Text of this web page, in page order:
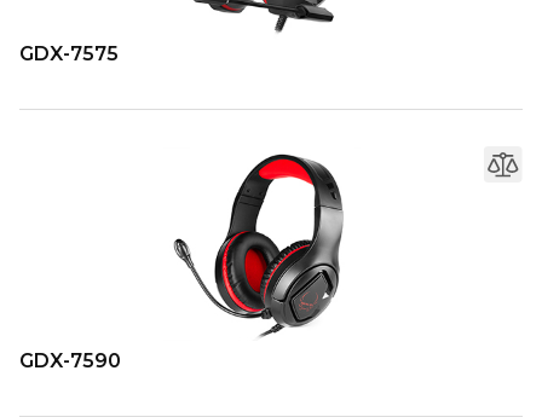
GDX-7575
GDX-7590